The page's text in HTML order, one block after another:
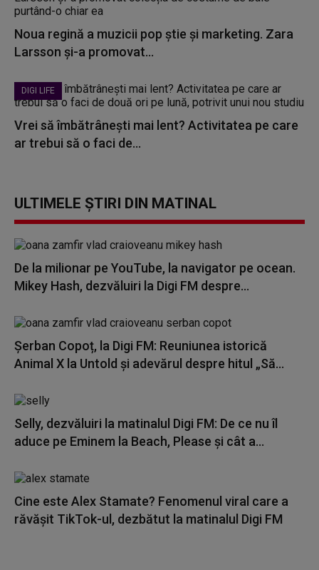
Noua regină a muzicii pop știe și marketing. Zara
Larsson și-a promovat...
DIGI LIFE
Vrei să îmbătrânești mai lent? Activitatea pe care
ar trebui să o faci de...
ULTIMELE ȘTIRI DIN MATINAL
De la milionar pe YouTube, la navigator pe ocean.
Mikey Hash, dezvăluiri la Digi FM despre...
Șerban Copoț, la Digi FM: Reuniunea istorică
Animal X la Untold și adevărul despre hitul „Să...
Selly, dezvăluiri la matinalul Digi FM: De ce nu îl
aduce pe Eminem la Beach, Please și cât a...
Cine este Alex Stamate? Fenomenul viral care a
răvășit TikTok-ul, dezbătut la matinalul Digi FM